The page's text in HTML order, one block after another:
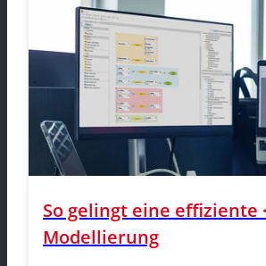
So gelingt eine effiziente
Modellierung